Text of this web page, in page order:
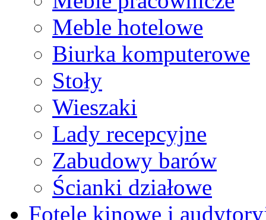
Meble hotelowe
Biurka komputerowe
Stoły
Wieszaki
Lady recepcyjne
Zabudowy barów
Ścianki działowe
Fotele kinowe i